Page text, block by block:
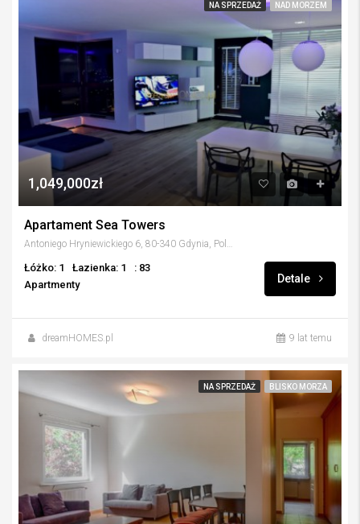
NA SPRZEDAŻ NAD MORZEM
1,049,000zł
Apartament Sea Towers
Łóżko: 1 Łazienka: 1
: 83
Apartmenty
Detale
dreamHOMES.pl 9 lat temu
NA SPRZEDAŻ BLISKO MORZA